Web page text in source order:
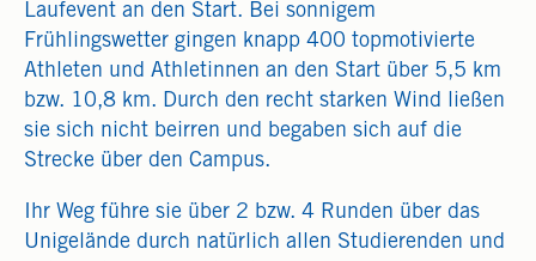
Laufevent an den Start. Bei sonnigem
Frühlingswetter gingen knapp 400 topmotivierte
Athleten und Athletinnen an den Start über 5,5 km
bzw. 10,8 km. Durch den recht starken Wind ließen
sie sich nicht beirren und begaben sich auf die
Strecke über den Campus.
Ihr Weg führe sie über 2 bzw. 4 Runden über das
Unigelände durch natürlich allen Studierenden und